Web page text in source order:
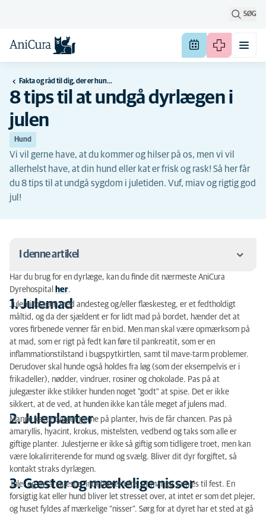
SØG
Fakta og råd til dig, der er hundeejer
8 tips til at undgå dyrlægen i
julen
Hund
Vi vil gerne have, at du kommer og hilser på os, men vi vil
allerhelst have, at din hund eller kat er frisk og rask! Så her får
du 8 tips til at undgå sygdom i juletiden. Vuf, miav og rigtig god
jul!
I denne artikel
1. Julemad
2. Juleplanter
3. Gæster og mærkelige nisser
4. Spænd sikkerhedsselen
5. Levende lys
6. Gran
7. Chokolade
8. Gavebånd
Har du brug for en dyrlæge, kan du finde dit nærmeste AniCura
Dyrehospital
her.
1. Julemad
Julemiddagen med andesteg og/eller flæskesteg, er et fedtholdigt
måltid, og da der sjældent er for lidt mad på bordet, hænder det at
vores firbenede venner får en bid. Men man skal være opmærksom på
at mad, som er rigt på fedt kan føre til pankreatit, som er en
inflammationstilstand i bugspytkirtlen, samt til mave-tarm problemer.
Derudover skal hunde også holdes fra løg (som der eksempelvis er i
frikadeller), nødder, vindruer, rosiner og chokolade. Pas på at
julegæster ikke stikker hunden noget "godt" at spise. Det er ikke
sikkert, at de ved, at hunden ikke kan tåle meget af julens mad.
2. Juleplanter
Mange katte tygger gerne på planter, hvis de får chancen. Pas på
amaryllis, hyacint, krokus, mistelsten, vedbend og taks som alle er
giftige planter. Julestjerne er ikke så giftig som tidligere troet, men kan
være lokalirriterende for mund og svælg. Bliver dit dyr forgiftet, så
kontakt straks dyrlægen.
3. Gæster og mærkelige nisser
Jule- og nytårsgæster indebærer ofte, at mange samles til fest. En
forsigtig kat eller hund bliver let stresset over, at intet er som det plejer,
og huset fyldes af mærkelige "nisser". Sørg for at dyret har et sted at gå